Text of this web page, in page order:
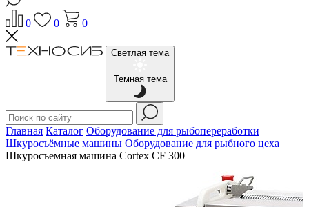
0 0 0
Светлая тема
Темная тема
Главная Каталог Оборудование для рыбопереработки
Шкуросъёмные машины Оборудование для рыбного цеха
Шкуросъемная машина Cortex CF 300